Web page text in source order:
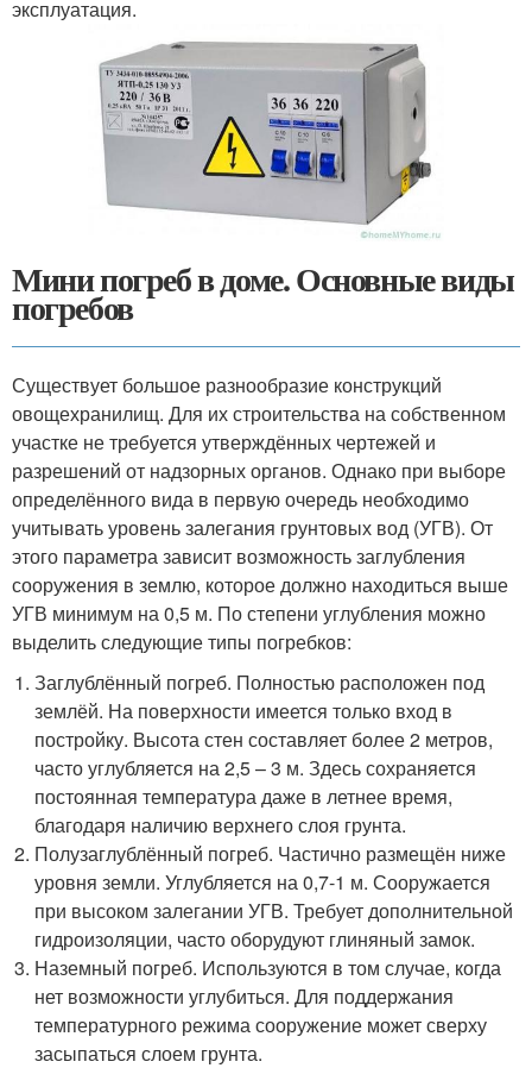
эксплуатация.
Мини погреб в доме. Основные виды
погребов
Существует большое разнообразие конструкций
овощехранилищ. Для их строительства на собственном
участке не требуется утверждённых чертежей и
разрешений от надзорных органов. Однако при выборе
определённого вида в первую очередь необходимо
учитывать уровень залегания грунтовых вод (УГВ). От
этого параметра зависит возможность заглубления
сооружения в землю, которое должно находиться выше
УГВ минимум на 0,5 м. По степени углубления можно
выделить следующие типы погребков:
Заглублённый погреб. Полностью расположен под
землёй. На поверхности имеется только вход в
постройку. Высота стен составляет более 2 метров,
часто углубляется на 2,5 – 3 м. Здесь сохраняется
постоянная температура даже в летнее время,
благодаря наличию верхнего слоя грунта.
Полузаглублённый погреб. Частично размещён ниже
уровня земли. Углубляется на 0,7-1 м. Сооружается
при высоком залегании УГВ. Требует дополнительной
гидроизоляции, часто оборудуют глиняный замок.
Наземный погреб. Используются в том случае, когда
нет возможности углубиться. Для поддержания
температурного режима сооружение может сверху
засыпаться слоем грунта.